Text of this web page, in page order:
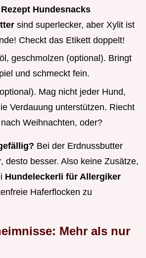
Rezept Hundesnacks
sind superlecker, aber Xylit ist
Checkt das Etikett doppelt!
geschmolzen (optional). Bringt
und schmeckt fein.
Mag nicht jeder Hund,
Verdauung unterstützen. Riecht
Weihnachten, oder?
Bei der Erdnussbutter
desto besser. Also keine Zusätze,
Hundeleckerli für Allergiker
Haferflocken zu
Mehr als nur